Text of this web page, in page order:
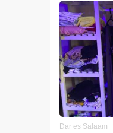
Dar es Salaam